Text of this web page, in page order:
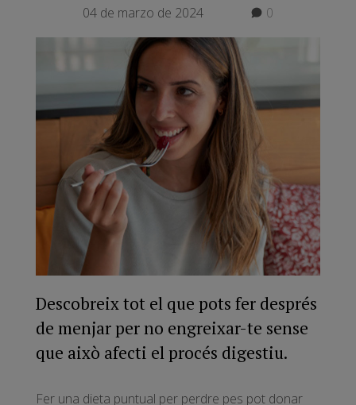
04 de marzo de 2024 0
Descobreix tot el que pots fer després
de menjar per no engreixar-te sense
que això afecti el procés digestiu.
Fer una dieta puntual per perdre pes pot donar